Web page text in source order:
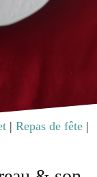
| Repas de fête |